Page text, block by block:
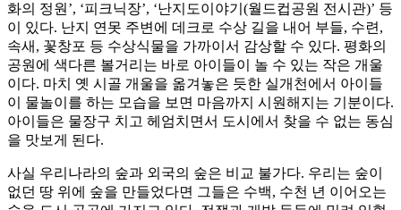
화의 정원’, ‘피크닉장’, ‘난지도이야기(월드컵공원 전시관)’ 등
이 있다. 난지 연못 주변에 데크로 수상 길을 내어 부들, 수련,
속새, 꽃창포 등 수상식물을 가까이서 감상할 수 있다. 평화의
공원에 색다른 볼거리는 바로 아이들이 놀 수 있는 작은 개울
이다. 마치 옛 시골 개울을 옮겨놓은 듯한 실개천에서 아이들
이 물놀이를 하는 모습을 보면 마음까지 시원해지는 기분이다.
아이들은 물장구 치고 헤엄치면서 도시에서 찾을 수 없는 동심
을 맛보게 된다.
사실 우리나라의 숲과 외국의 숲은 비교 불가다. 우리는 숲이
없던 땅 위에 숲을 만들었다면 그들은 수백, 수천 년 이어오는